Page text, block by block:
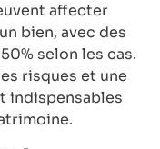
affecter
bien, avec des
selon les cas.
risques et une
indispensables